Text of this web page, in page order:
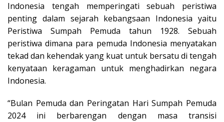
Indonesia tengah memperingati sebuah peristiwa
penting dalam sejarah kebangsaan Indonesia yaitu
Peristiwa Sumpah Pemuda tahun 1928. Sebuah
peristiwa dimana para pemuda Indonesia menyatakan
tekad dan kehendak yang kuat untuk bersatu di tengah
kenyataan keragaman untuk menghadirkan negara
Indonesia.
“Bulan Pemuda dan Peringatan Hari Sumpah Pemuda
2024 ini berbarengan dengan masa transisi